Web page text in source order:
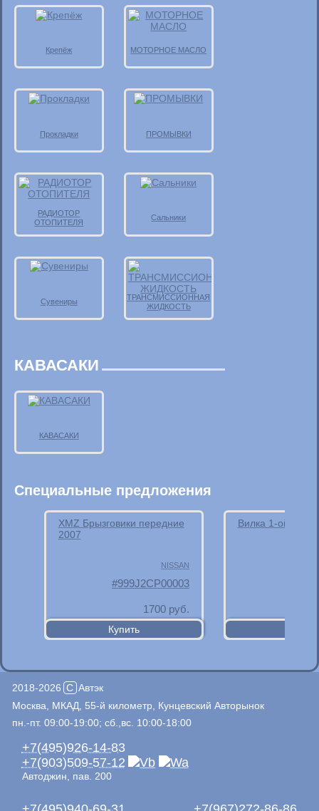
Крепёж МОТОРНОЕ МАСЛО
Прокладки ПРОМЫВКИ
РАДИОТОР
ОТОПИТЕЛЯ
Сальники
Сувениры
ТРАНСМИССИОННАЯ
ЖИДКОСТЬ
КАВАСАКИ
КАВАСАКИ
Специальные предложения
XMZ Брызговики передние
2007
NISSAN
999J2CP00003
1700 руб.
Вилка 1-ой и 2-
2018-2026 C Автэк
Москва, МКАД, 55-й километр, Кунцевский Авторынок
пн.-пт. 09:00-19:00; сб.,вс. 10:00-18:00
+7(495)926-14-83
+7(903)509-57-12
Автоджин, пав. 200